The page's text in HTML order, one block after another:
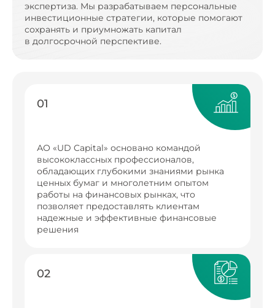
экспертиза. Мы разрабатываем персональные
инвестиционные стратегии, которые помогают
сохранять и приумножать капитал
в долгосрочной перспективе.
01
АО «UD Capital» основано командой
высококлассных профессионалов,
обладающих глубокими знаниями рынка
ценных бумаг и многолетним опытом
работы на финансовых рынках, что
позволяет предоставлять клиентам
надежные и эффективные финансовые
решения
02